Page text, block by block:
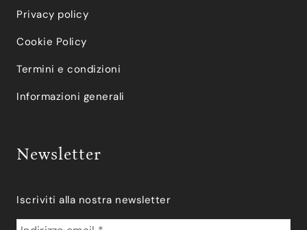
Privacy policy
Cookie Policy
Termini e condizioni
Informazioni generali
Newsletter
Iscriviti alla nostra newsletter